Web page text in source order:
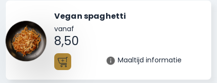
Vegan spaghetti
vanaf
8,50
Maaltijd informatie
Toevoegen